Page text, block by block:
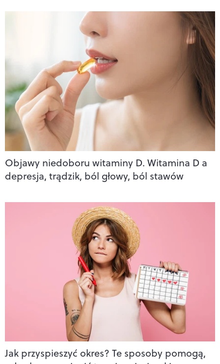
Objawy niedoboru witaminy D. Witamina D a
depresja, trądzik, ból głowy, ból stawów
Jak przyspieszyć okres? Te sposoby pomogą,